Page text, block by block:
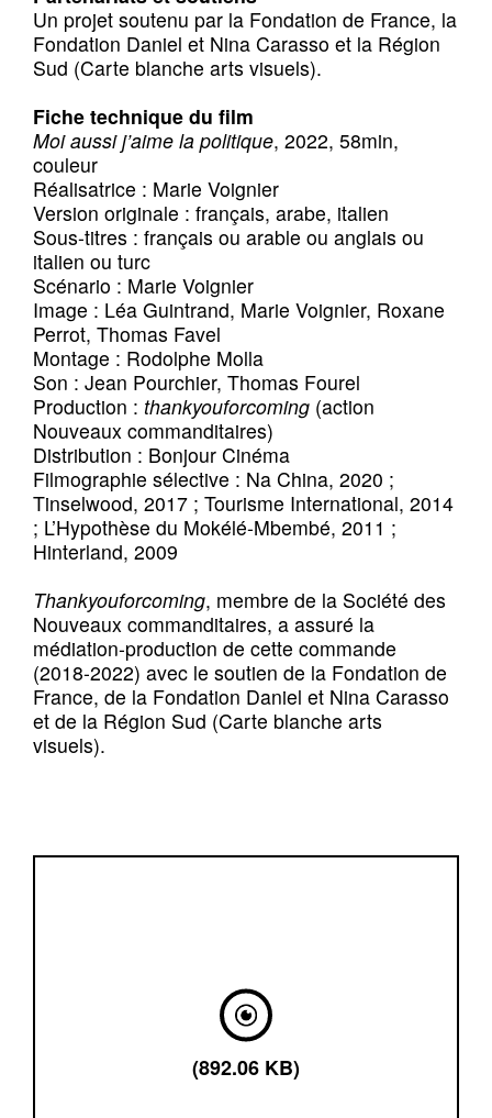
Un projet soutenu par la Fondation de France, la
Fondation Daniel et Nina Carasso et la Région
Sud (Carte blanche arts visuels).
Fiche technique du film
Moi aussi j’aime la politique, 2022, 58min,
couleur
Réalisatrice : Marie Voignier
Version originale : français, arabe, italien
Sous-titres : français ou arable ou anglais ou
italien ou turc
Scénario : Marie Voignier
Image : Léa Guintrand, Marie Voignier, Roxane
Perrot, Thomas Favel
Montage : Rodolphe Molla
Son : Jean Pourchier, Thomas Fourel
Production : thankyouforcoming (action
Nouveaux commanditaires)
Distribution : Bonjour Cinéma
Filmographie sélective : Na China, 2020 ;
Tinselwood, 2017 ; Tourisme International, 2014
; L’Hypothèse du Mokélé-Mbembé, 2011 ;
Hinterland, 2009
Thankyouforcoming, membre de la Société des
Nouveaux commanditaires, a assuré la
médiation-production de cette commande
(2018-2022) avec le soutien de la Fondation de
France, de la Fondation Daniel et Nina Carasso
et de la Région Sud (Carte blanche arts
visuels).
(892.06 KB)